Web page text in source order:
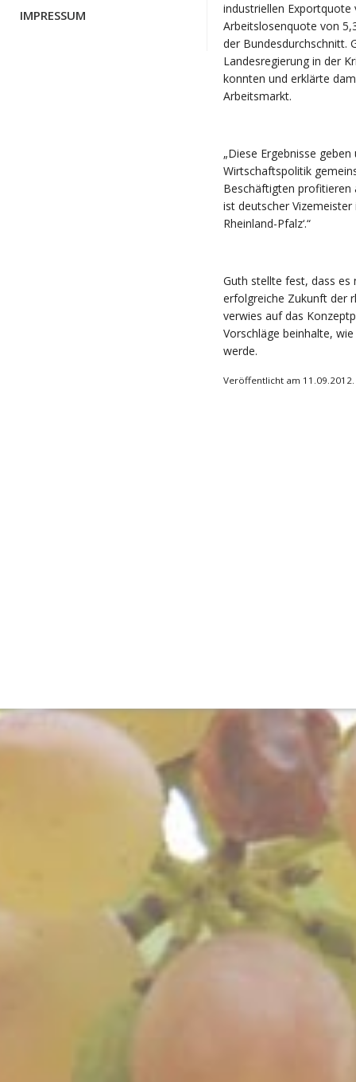
IMPRESSUM
industriellen
Arbeitslosenquote von
der Bundesdurchschnitt.
Landesregierung in der
konnten und erklärte
Arbeitsmarkt.
„Diese Ergebnisse
Wirtschaftspolitik
Beschäftigten profitieren
ist deutscher
Rheinland-Pfalz‘.“
Guth stellte fest, dass es
erfolgreiche Zukunft der
verwies auf das
Vorschläge beinhalte,
werde.
Veröffentlicht am 11.09.2012.